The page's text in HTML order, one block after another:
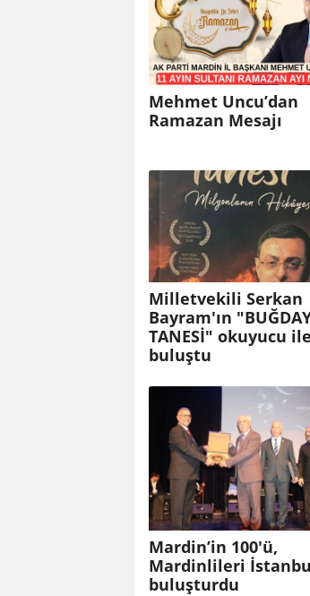
Mehmet Uncu’dan
Ramazan Mesajı
Milletvekili Serkan
Bayram'ın
TANESİ" okuyucu ile
buluştu
Mardin’in 100'ü,
Mardinlileri
buluşturdu